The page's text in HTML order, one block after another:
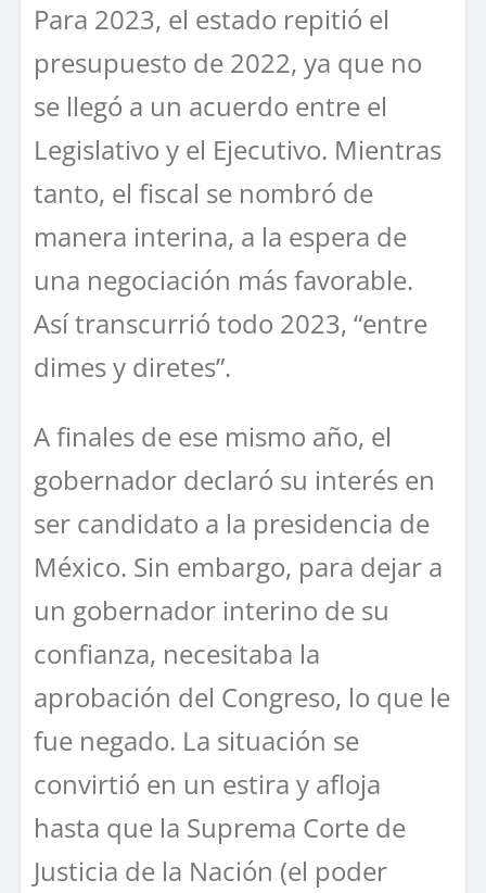
Para 2023, el estado repitió el
presupuesto de 2022, ya que no
se llegó a un acuerdo entre el
Legislativo y el Ejecutivo. Mientras
tanto, el fiscal se nombró de
manera interina, a la espera de
una negociación más favorable.
Así transcurrió todo 2023, “entre
dimes y diretes”.
A finales de ese mismo año, el
gobernador declaró su interés en
ser candidato a la presidencia de
México. Sin embargo, para dejar a
un gobernador interino de su
confianza, necesitaba la
aprobación del Congreso, lo que le
fue negado. La situación se
convirtió en un estira y afloja
hasta que la Suprema Corte de
Justicia de la Nación (el poder